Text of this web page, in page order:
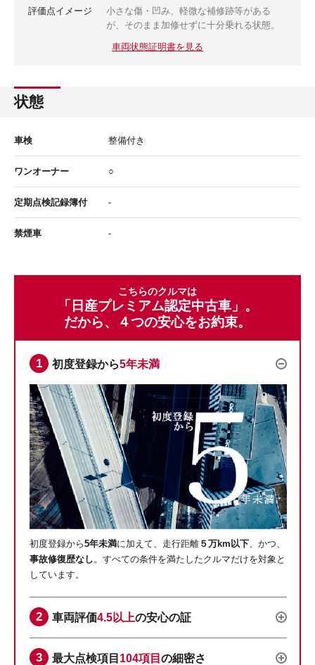
評価点イメージ
小さな傷・凹み、軽微な補修跡等がある
が、そのまま加修せずに十分乗れる状態。
車両状態証明書を見る
状態
車検 整備付き
ワンオーナー ○
定期点検記録簿付 -
禁煙車 -
こちらのクルマは
「日産プレミアム認定中古車」。
だから、４つの安心をお約束。
初度登録から5年未満
初度登録から5年未満に加えて、走行距離 ５万km以下 、かつ、
事故修復歴なし 。すべての条件を満たしたクルマだけを対象と
しています。
車両評価4.5以上の安心の証
最大点検項目 104項目 の細密さ